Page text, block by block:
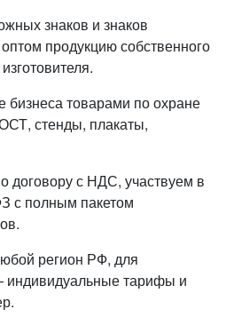
знаков и знаков
продукцию собственного
бизнеса товарами по охране
стенды, плакаты,
договору с НДС, участвуем в
с полным пакетом
регион РФ, для
индивидуальные тарифы и